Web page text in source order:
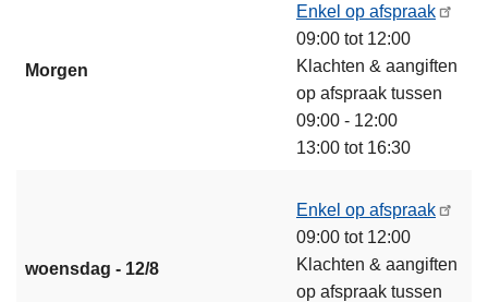
Morgen
Enkel op afspraak
09:00 tot 12:00
Klachten & aangiften
op afspraak tussen
09:00 - 12:00
13:00 tot 16:30
woensdag - 12/8
Enkel op afspraak
09:00 tot 12:00
Klachten & aangiften
op afspraak tussen